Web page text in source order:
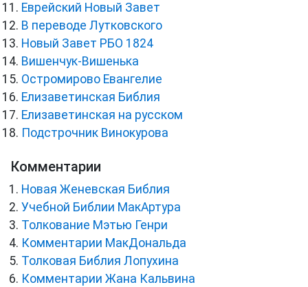
Еврейский Новый Завет
В переводе Лутковского
Новый Завет РБО 1824
Вишенчук-Вишенька
Остромирово Евангелие
Елизаветинская Библия
Елизаветинская на русском
Подстрочник Винокурова
Комментарии
Новая Женевская Библия
Учебной Библии МакАртура
Толкование Мэтью Генри
Комментарии МакДональда
Толковая Библия Лопухина
Комментарии Жана Кальвина